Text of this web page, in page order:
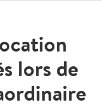
lors de